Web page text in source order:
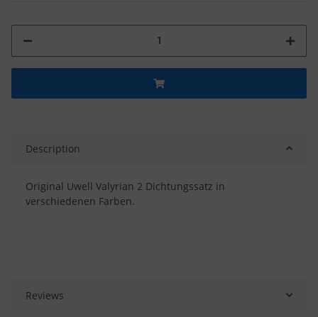
Description
Original Uwell Valyrian 2 Dichtungssatz in
verschiedenen Farben.
Reviews